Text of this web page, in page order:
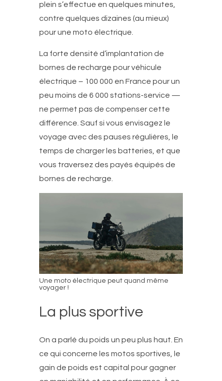
plein s’effectue en quelques minutes,
contre quelques dizaines (au mieux)
pour une moto électrique.
La forte densité d’implantation de
bornes de recharge pour véhicule
électrique – 100 000 en France pour un
peu moins de 6 000 stations-service —
ne permet pas de compenser cette
différence. Sauf si vous envisagez le
voyage avec des pauses régulières, le
temps de charger les batteries, et que
vous traversez des payés équipés de
bornes de recharge.
Une moto électrique peut quand même
voyager !
La plus sportive
On a parlé du poids un peu plus haut. En
ce qui concerne les motos sportives, le
gain de poids est capital pour gagner